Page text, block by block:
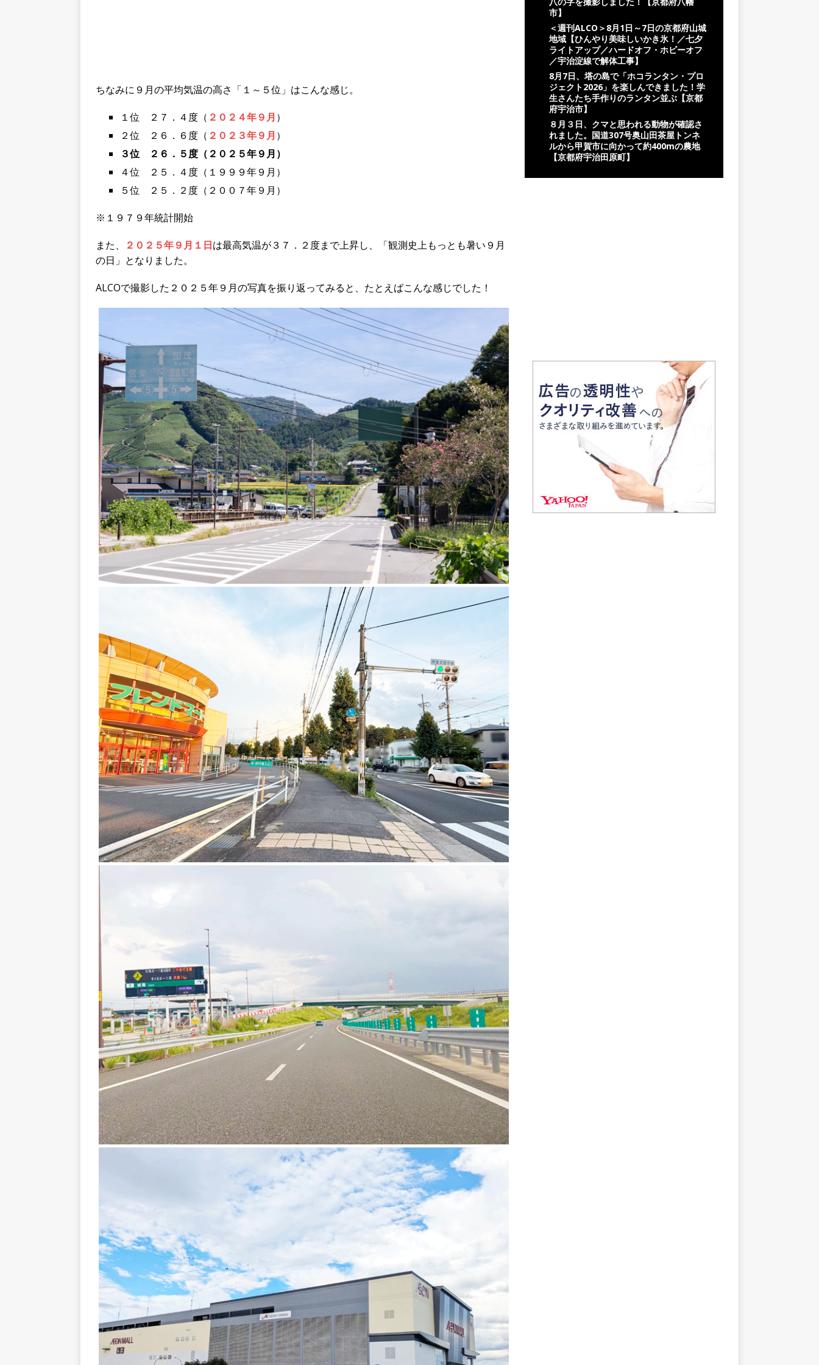
ちなみに９月の平均気温の高さ「１～５位」はこんな感じ。
１位 ２７．４度（ ２０２４年９月 ）
２位 ２６．６度（ ２０２３年９月 ）
３位 ２６．５度（２０２５年９月）
４位 ２５．４度（１９９９年９月）
５位 ２５．２度（２００７年９月）
※１９７９年統計開始
また、 ２０２５年９月１日は最高気温が３７．２度まで上昇し、「観測史上もっとも暑い９月
の日」となりました。
ALCOで撮影した２０２５年９月の写真を振り返ってみると、たとえばこんな感じでした！
市】
＜週刊ALCO＞8月1日～7日の京都府山城
地域【ひんやり美味しいかき氷！／七夕
ライトアップ／ハードオフ・ホビーオフ
／宇治淀線で解体工事】
8月7日、塔の島で「ホコランタン・プロ
ジェクト2026」を楽しんできました！学
生さんたち手作りのランタン並ぶ【京都
府宇治市】
８月３日、クマと思われる動物が確認さ
れました。国道307号奥山田茶屋トンネ
ルから甲賀市に向かって約400mの農地
【京都府宇治田原町】